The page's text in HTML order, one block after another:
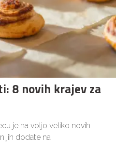
8 novih krajev za
je na voljo veliko novih
jih dodate na